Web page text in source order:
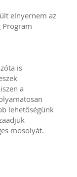
elnyernem az
Program
is
a
lehetőségünk
mosolyát.